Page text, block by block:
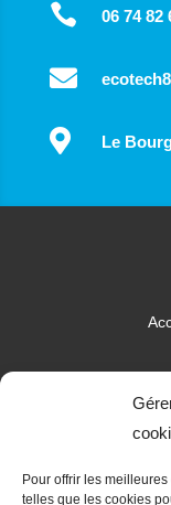
Pour offrir les
telles que les cookies
 06 74 82

 Le